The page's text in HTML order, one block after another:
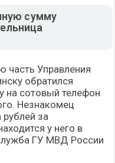
сумму
часть Управления
обратился
на сотовый телефон
Незнакомец
за
у него в
ГУ МВД России